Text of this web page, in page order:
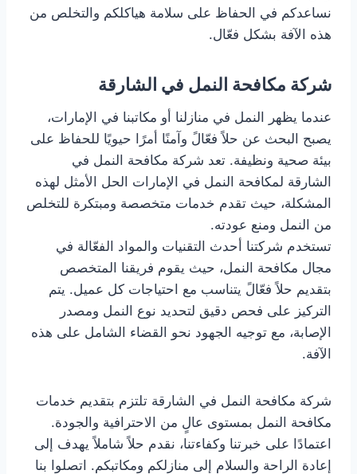
نساعدكم في الحفاظ على سلامة هياكلكم والتخلص من
هذه الآفة بشكل فعّال.
شركة مكافحة النمل في الشارقة
عندما يظهر النمل في منازلنا أو مكاتبنا في الإمارات،
يصبح البحث عن حلاً فعّالً وآمنًا أمرًا حيويًا للحفاظ على
بيئة صحية ونظيفة. تعد شركة مكافحة النمل في
الشارقة لمكافحة النمل في الإمارات الحل الأمثل لهذه
المشكلة، حيث تقدم خدمات متخصصة ومبتكرة للتخلص
من النمل ومنع عودته.
تستخدم شركتنا أحدث التقنيات والمواد الفعّالة في
مجال مكافحة النمل، حيث يقوم فريقنا المتخصص
بتقديم حلاً فعّالً يتناسب مع احتياجات كل عميل. يتم
التركيز على فحص دقيق لتحديد نوع النمل ومصدر
الإصابة، مع توجيه الجهود نحو القضاء الشامل على هذه
الآفة.
شركة مكافحة النمل في الشارقة تلتزم بتقديم خدمات
مكافحة النمل بمستوى عالٍ من الاحترافية والجودة.
اعتمادًا على خبرتنا وكفاءتنا، نقدم حلاً شاملاً يهدف إلى
إعادة الراحة والسلام إلى منازلكم ومكاتبكم. اتصلوا بنا